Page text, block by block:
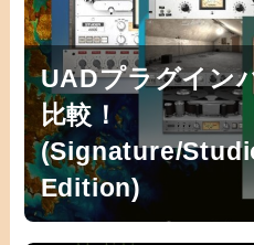
UADプラグイン
比較！
(Signature/
Edition)